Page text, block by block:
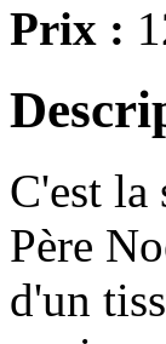
Prix :
C'est la
Père
d'un